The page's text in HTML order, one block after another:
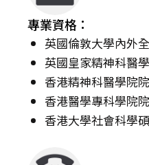
專業資格：
英國倫敦大學內外
英國皇家精神科醫
香港精神科醫學院
香港醫學專科學院
香港大學社會科學